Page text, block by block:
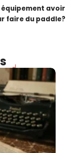
équipement avoir
faire du paddle?